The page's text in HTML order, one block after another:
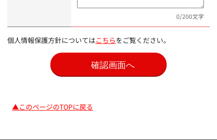
0/200文字
個人情報保護方針についてはこちらをご覧ください。
▲このページのTOPに戻る